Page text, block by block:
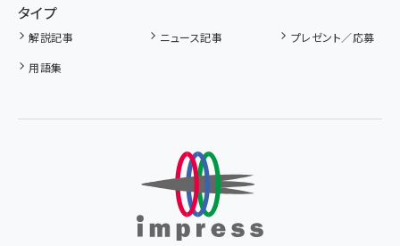
タイプ
解説記事 ニュース記事
プレゼント／応募
用語集